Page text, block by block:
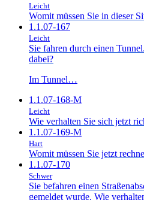
Leicht
Womit müssen Sie in dieser
1.1.07-167
Leicht
Sie fahren durch einen
dabei?
Im Tunnel…
1.1.07-168-M
Leicht
Wie verhalten Sie sich jetzt
1.1.07-169-M
Hart
Womit müssen Sie jetzt
1.1.07-170
Schwer
Sie befahren einen
gemeldet wurde. Wie